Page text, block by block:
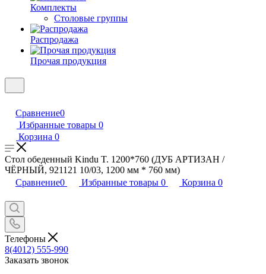
Комплекты
Столовые группы
Распродажа
Прочая продукция
Сравнение0
Избранные товары 0
Корзина 0
Стол обеденный Kindu T. 1200*760 (ДУБ АРТИЗАН /
ЧЁРНЫЙ, 921121 10/03, 1200 мм * 760 мм)
Сравнение0 Избранные товары 0 Корзина 0
Телефоны
8(4012) 555-990
Заказать звонок